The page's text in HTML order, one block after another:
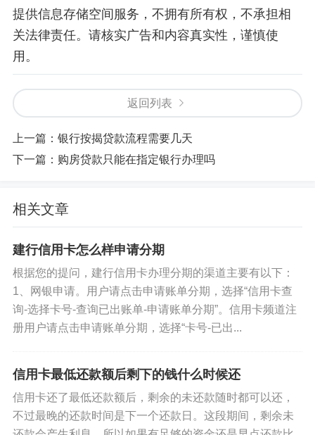
提供信息存储空间服务，不拥有所有权，不承担相
关法律责任。请核实广告和内容真实性，谨慎使
用。
返回列表
上一篇： 银行按揭贷款流程需要几天
下一篇： 购房贷款只能在指定银行办理吗
相关文章
建行信用卡怎么样申请分期
根据您的提问，建行信用卡办理分期的渠道主要有以下：
1、网银申请。用户请点击申请账单分期，选择“信用卡查
询-选择卡号-查询已出账单-申请账单分期”。信用卡频道注
册用户请点击申请账单分期，选择“卡号-已出...
信用卡最低还款额后剩下的钱什么时候还
信用卡还了最低还款额后，剩余的未还款随时都可以还，
不过最晚的还款时间是下一个还款日。这段期间，剩余未